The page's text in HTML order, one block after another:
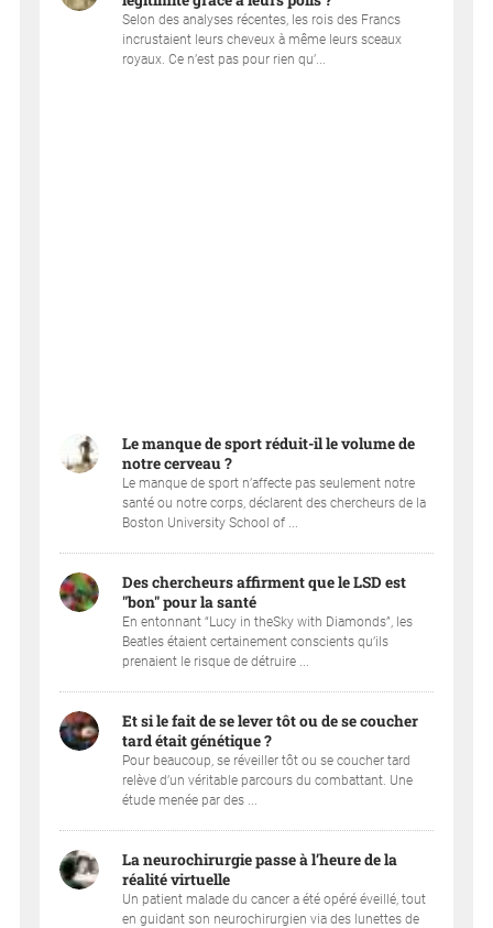
Selon des analyses récentes, les rois des Francs
incrustaient leurs cheveux à même leurs sceaux
royaux. Ce n’est pas pour rien qu’...
Le manque de sport réduit-il le volume de
notre cerveau ?
Le manque de sport n’affecte pas seulement notre
santé ou notre corps, déclarent des chercheurs de la
Boston University School of ...
Des chercheurs affirment que le LSD est
"bon" pour la santé
En entonnant “Lucy in theSky with Diamonds”, les
Beatles étaient certainement conscients qu’ils
prenaient le risque de détruire ...
Et si le fait de se lever tôt ou de se coucher
tard était génétique ?
Pour beaucoup, se réveiller tôt ou se coucher tard
relève d’un véritable parcours du combattant. Une
étude menée par des ...
La neurochirurgie passe à l’heure de la
réalité virtuelle
Un patient malade du cancer a été opéré éveillé, tout
en guidant son neurochirurgien via des lunettes de